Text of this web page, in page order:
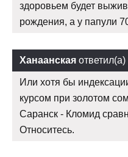
здоровьем будет
рождения, а у папули
Ханаанская ответил(а)
Или хотя бы
курсом при золотом
Саранск - Кломид
Относитесь.